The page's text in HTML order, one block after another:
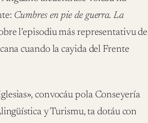
Cumbres en pie de guerra. La
l’episodiu más representativu de
cuando la cayida del Frente
convocáu pola Conseyería
y Turismu, ta dotáu con